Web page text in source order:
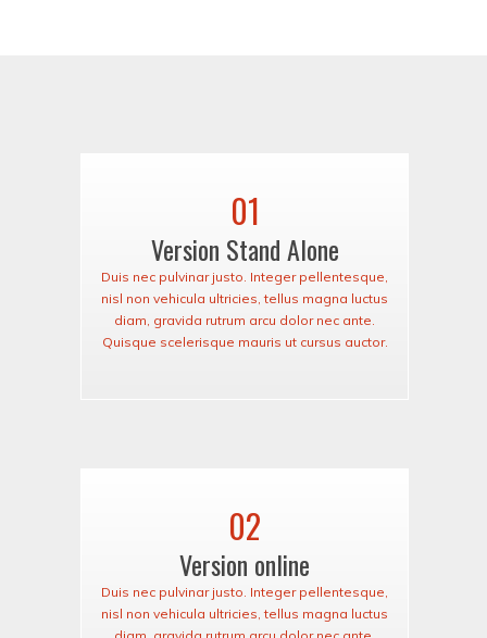
01
Version Stand Alone
Duis nec pulvinar justo. Integer pellentesque,
nisl non vehicula ultricies, tellus magna luctus
diam, gravida rutrum arcu dolor nec ante.
Quisque scelerisque mauris ut cursus auctor.
02
Version online
Duis nec pulvinar justo. Integer pellentesque,
nisl non vehicula ultricies, tellus magna luctus